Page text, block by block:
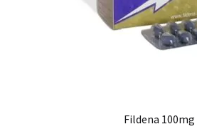
Fildena 100mg